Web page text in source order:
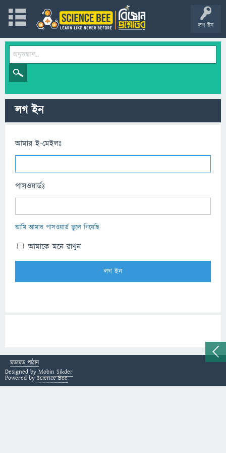
লগ ইন
লগ ইন
আমার ই-মেইলঃ
পাসওয়ার্ডঃ
আমি আমার পাসওয়ার্ড ভুলে গিয়েছি
আমাকে মনে রাখুন
মতামত পাঠান
Designed by Mobin Sikder
Powered by Science Bee